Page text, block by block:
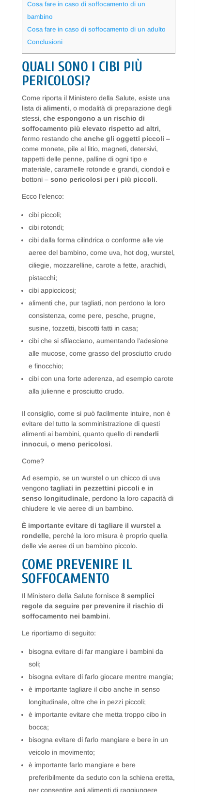
Cosa fare in caso di soffocamento di un
bambino
Cosa fare in caso di soffocamento di un adulto
Conclusioni
QUALI SONO I CIBI PIÙ
PERICOLOSI?
Come riporta il Ministero della Salute, esiste una
lista di alimenti, o modalità di preparazione degli
stessi, che espongono a un rischio di
soffocamento più elevato rispetto ad altri,
fermo restando che anche gli oggetti piccoli –
come monete, pile al litio, magneti, detersivi,
tappetti delle penne, palline di ogni tipo e
materiale, caramelle rotonde e grandi, ciondoli e
bottoni – sono pericolosi per i più piccoli.
Ecco l’elenco:
cibi piccoli;
cibi rotondi;
cibi dalla forma cilindrica o conforme alle vie
aeree del bambino, come uva, hot dog, wurstel,
ciliegie, mozzarelline, carote a fette, arachidi,
pistacchi;
cibi appiccicosi;
alimenti che, pur tagliati, non perdono la loro
consistenza, come pere, pesche, prugne,
susine, tozzetti, biscotti fatti in casa;
cibi che si sfilacciano, aumentando l’adesione
alle mucose, come grasso del prosciutto crudo
e finocchio;
cibi con una forte aderenza, ad esempio carote
alla julienne e prosciutto crudo.
Il consiglio, come si può facilmente intuire, non è
evitare del tutto la somministrazione di questi
alimenti ai bambini, quanto quello di renderli
innocui, o meno pericolosi.
Come?
Ad esempio, se un wurstel o un chicco di uva
vengono tagliati in pezzettini piccoli e in
senso longitudinale, perdono la loro capacità di
chiudere le vie aeree di un bambino.
È importante evitare di tagliare il wurstel a
rondelle, perché la loro misura è proprio quella
delle vie aeree di un bambino piccolo.
COME PREVENIRE IL
SOFFOCAMENTO
Il Ministero della Salute fornisce 8 semplici
regole da seguire per prevenire il rischio di
soffocamento nei bambini.
Le riportiamo di seguito:
bisogna evitare di far mangiare i bambini da
soli;
bisogna evitare di farlo giocare mentre mangia;
è importante tagliare il cibo anche in senso
longitudinale, oltre che in pezzi piccoli;
è importante evitare che metta troppo cibo in
bocca;
bisogna evitare di farlo mangiare e bere in un
veicolo in movimento;
è importante farlo mangiare e bere
preferibilmente da seduto con la schiena eretta,
per consentire agli alimenti di raggiungere